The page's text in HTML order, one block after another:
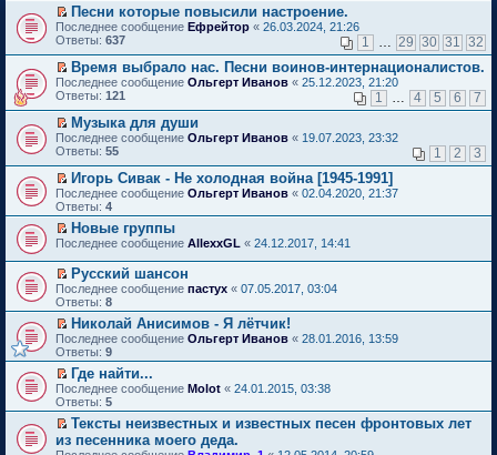
н
е
п
р
о
ч
и
т
а
н
н
о
м
у
с
о
о
б
щ
е
н
и
ю
р
в
о
м
у
н
е
п
р
о
ч
и
т
а
н
н
о
м
у
с
о
о
б
щ
е
н
и
ю
е
й
т
и
к
п
е
р
в
о
м
у
н
е
п
р
о
ч
и
т
а
н
н
о
м
у
с
о
о
б
щ
е
и
П
е
е
й
т
и
к
п
е
р
в
о
м
у
н
е
п
р
о
ч
и
т
а
н
н
о
м
у
с
о
о
б
Песни которые повысили настроение.
Последнее сообщение Ефрейтор « 26.03.2024, 21:26
Ответы: 637 1 29 30 31 32
П
е
е
й
т
и
к
п
е
р
в
о
м
у
н
е
п
р
о
ч
и
т
а
н
н
м
у
Время выбрало нас. Песни воинов-интернационалистов.
Последнее сообщение Ольгерт Иванов « 25.12.2023, 21:20
Ответы: 121 1 4 5 6 7
П
е
е
й
т
и
п
р
в
о
м
у
н
е
п
р
о
ч
и
а
Музыка для души
Последнее сообщение Ольгерт Иванов « 19.07.2023, 23:32
Ответы: 55 1 2 3
П
е
р
е
й
и
к
п
е
р
в
о
м
у
н
е
п
о
Игорь Сивак - Не холодная война [1945-1991]
Последнее сообщение Ольгерт Иванов « 02.04.2020, 21:37
Ответы: 4
П
р
е
й
т
и
к
п
е
р
в
о
м
н
е
Новые группы
Последнее сообщение AllexxGL « 24.12.2017, 14:41
П
е
р
е
й
т
и
к
п
е
р
о
Русский шансон
Последнее сообщение пастух « 07.05.2017, 03:04
Ответы: 8
П
е
р
й
т
и
п
Николай Анисимов - Я лётчик!
Последнее сообщение Ольгерт Иванов « 28.01.2016, 13:59
Ответы: 9
П
е
р
й
т
Где найти...
Последнее сообщение Molot « 24.01.2015, 03:38
Ответы: 5
П
е
Тексты неизвестных и известных песен фронтовых лет
из песенника моего деда.